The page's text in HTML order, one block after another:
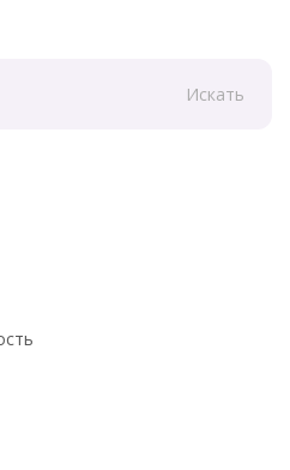
Искать